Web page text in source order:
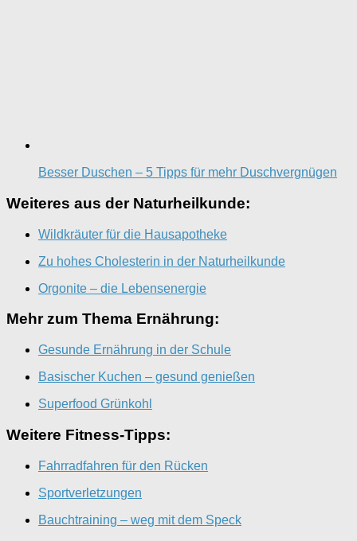
Besser Duschen – 5 Tipps für mehr Duschvergnügen
Weiteres aus der Naturheilkunde:
Wildkräuter für die Hausapotheke
Zu hohes Cholesterin in der Naturheilkunde
Orgonite – die Lebensenergie
Mehr zum Thema Ernährung:
Gesunde Ernährung in der Schule
Basischer Kuchen – gesund genießen
Superfood Grünkohl
Weitere Fitness-Tipps:
Fahrradfahren für den Rücken
Sportverletzungen
Bauchtraining – weg mit dem Speck